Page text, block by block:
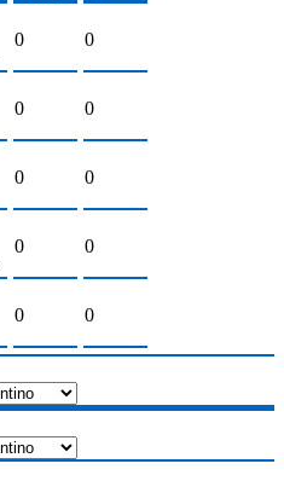
0 0
0 0
0 0
0 0
0 0